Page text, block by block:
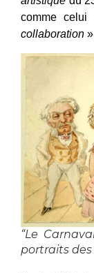
comme celui
collaboration
“Le
portraits des